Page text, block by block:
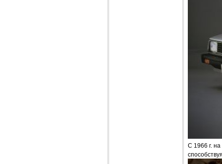
С 1966 г.